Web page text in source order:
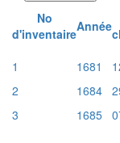
No
d'inventaireAnnée
1
1681
2
1684
3
1685